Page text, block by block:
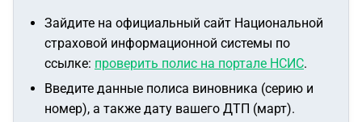
Зайдите на официальный сайт Национальной
страховой информационной системы по
ссылке: проверить полис на портале НСИС.
Введите данные полиса виновника (серию и
номер), а также дату вашего ДТП (март).